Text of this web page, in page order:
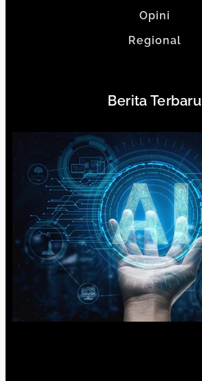
Opini
Regional
Berita Terbaru